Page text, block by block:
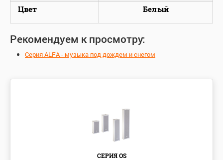
Цвет Белый
Рекомендуем к просмотру:
Серия ALFA - музыка под дождем и снегом
СЕРИЯ OS